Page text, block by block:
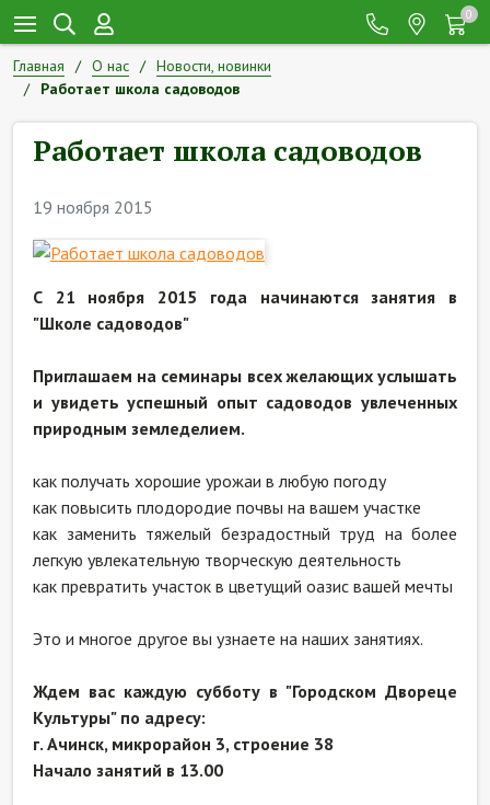
0
Главная О нас
Новости, новинки
Работает школа садоводов
Работает школа садоводов
19 ноября 2015
С 21 ноября 2015 года начинаются занятия в
"Школе садоводов"
Приглашаем на семинары всех желающих услышать
и увидеть успешный опыт садоводов увлеченных
природным земледелием.
как получать хорошие урожаи в любую погоду
как повысить плодородие почвы на вашем участке
как заменить тяжелый безрадостный труд на более
легкую увлекательную творческую деятельность
как превратить участок в цветущий оазис вашей мечты
Это и многое другое вы узнаете на наших занятиях.
Ждем вас каждую субботу в "Городском Двореце
Культуры" по адресу:
г. Ачинск, микрорайон 3, строение 38
Начало занятий в 13.00